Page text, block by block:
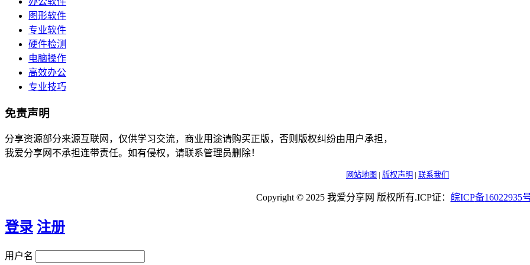
图形软件
专业软件
硬件检测
电脑操作
高效办公
专业技巧
免责声明
分享资源部分来源互联网，仅供学习交流，商业用途请购买正版，否则版权纠纷由用户承担，
我爱分享网不承担连带责任。如有侵权，请联系管理员删除！
网站地图 | 版权声明 | 联系我们
Copyright © 2025 我爱分享网 版权所有.ICP证： 皖ICP备16022935
登录 注册
用户名